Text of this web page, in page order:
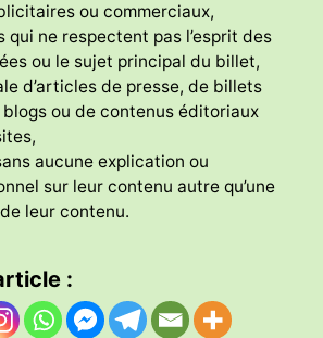
ou commerciaux,
qui ne respectent pas l’esprit des
ou le sujet principal du billet,
d’articles de presse, de billets
blogs ou de contenus éditoriaux
aucune explication ou
sur leur contenu autre qu’une
leur contenu.
: